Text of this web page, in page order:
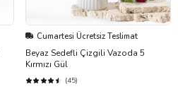
Cumartesi Ücretsiz Teslimat
Beyaz Sedefli Çizgili Vazoda 5
Kırmızı Gül
(45)